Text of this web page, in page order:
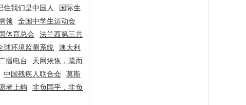
住我们是中国人
国际生
领
全国中学生运动会
体育总会
法兰西第三共
球环境监测系统
澳大利
播电台
天网烣恢，疏而
中国残疾人联合会
莫斯
者上鈎
非负国乎，非负